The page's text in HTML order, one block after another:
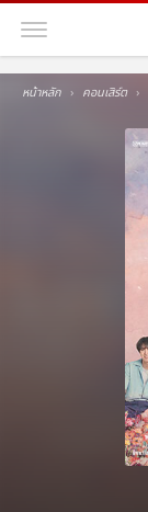
หน้าหลัก คอนเสิร์ต